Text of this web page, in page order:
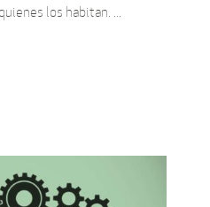
los habitan.